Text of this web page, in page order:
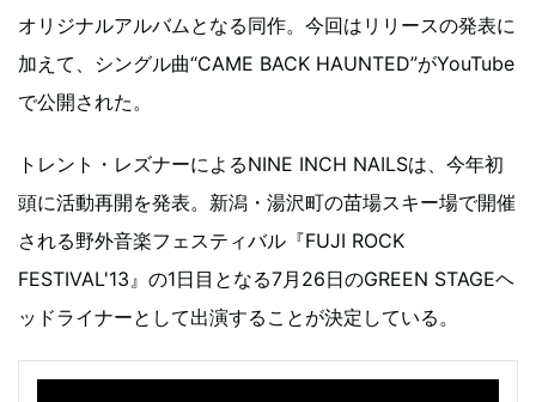
オリジナルアルバムとなる同作。今回はリリースの発表に
加えて、シングル曲“CAME BACK HAUNTED”がYouTube
で公開された。
トレント・レズナーによるNINE INCH NAILSは、今年初
頭に活動再開を発表。新潟・湯沢町の苗場スキー場で開催
される野外音楽フェスティバル『FUJI ROCK
FESTIVAL'13』の1日目となる7月26日のGREEN STAGEヘ
ッドライナーとして出演することが決定している。